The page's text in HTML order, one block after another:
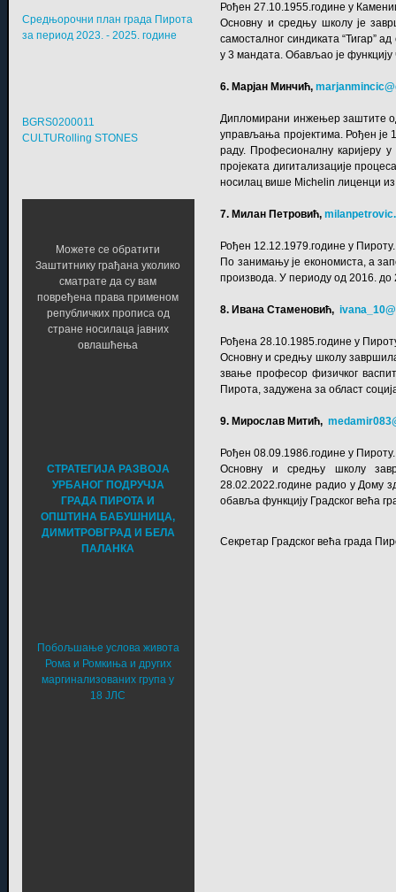
Рођен 27.10.1955.године у
Основну и средњу школу је
самосталног синдиката “Тигар”
у 3 мандата. Обављао је
6. Марјан Минчић,
Дипломирани инжењер заштите
управљања пројектима. Рођен је
раду. Професионалну каријеру
пројеката дигитализације
носилац више Мichelin лиценци
7. Милан Петровић,
Рођен 12.12.1979.године у Пироту.
По занимању је економиста, а
производа. У периоду од 2016. до
8. Ивана Стаменовић,
Рођена 28.10.1985.године у
Основну и средњу школу
звање професор физичког
Пирота, задужена за област
9. Мирослав Митић,
Рођен 08.09.1986.године у Пироту.
Основну и средњу школу
28.02.2022.године радио у Дому
обавља функцију Градског већа
Секретар Градског већа града
Средњорочни план града Пирота
за период 2023. - 2025. године
BGRS0200011
CULTURolling STONES
Можете се обратити
Заштитнику грађана уколико
сматрате да су вам
повређена права применом
републичких прописа од
стране носилаца јавних
овлашћења
СТРАТЕГИЈА РАЗВОЈА
УРБАНОГ ПОДРУЧЈА
ГРАДА ПИРОТА И
ОПШТИНА БАБУШНИЦА,
ДИМИТРОВГРАД И БЕЛА
ПАЛАНКА
Побољшање услова живота
Рома и Ромкиња и других
маргинализованих група у
18 ЈЛС